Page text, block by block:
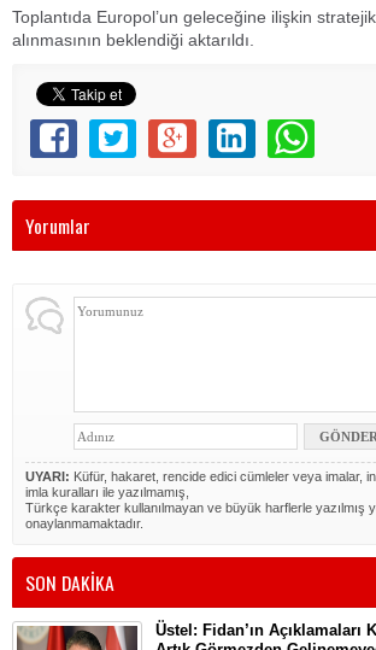
Toplantıda Europol’un geleceğine ilişkin
alınmasının beklendiği aktarıldı.
Yorumlar
UYARI: Küfür, hakaret, rencide edici cümleler veya imalar,
imla kuralları ile yazılmamış,
Türkçe karakter kullanılmayan ve büyük harflerle yazılmış
onaylanmamaktadır.
SON DAKİKA
Üstel: Fidan’ın Açıklamaları